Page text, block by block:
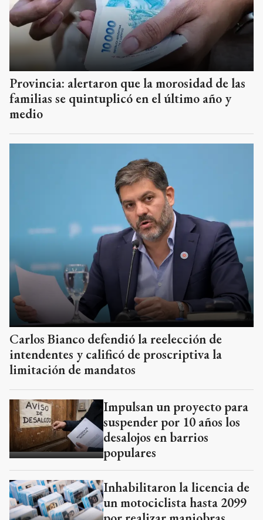
Provincia: alertaron que la morosidad de las
familias se quintuplicó en el último año y
medio
Carlos Bianco defendió la reelección de
intendentes y calificó de proscriptiva la
limitación de mandatos
Impulsan un proyecto para
suspender por 10 años los
desalojos en barrios
populares
Inhabilitaron la licencia de
un motociclista hasta 2099